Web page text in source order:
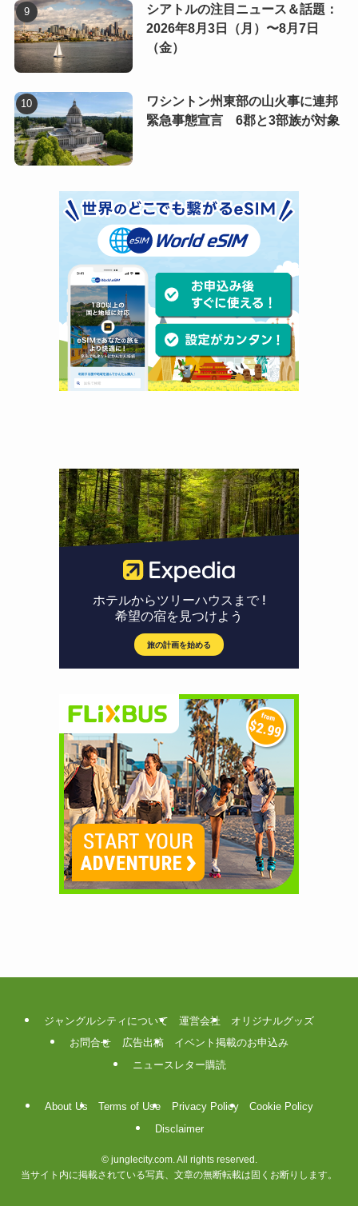
シアトルの注目ニュース＆話題：
2026年8月3日（月）〜8月7日
（金）
ワシントン州東部の山火事に連邦
緊急事態宣言 6郡と3部族が対象
ジャングルシティについて 運営会社
オリジナルグッズ
お問合せ
広告出稿
イベント掲載のお申込み
ニュースレター購読
About Us Terms of Use Privacy Policy
Cookie Policy
Disclaimer
©junglecity.com. All rights reserved.
当サイト内に掲載されている写真、文章の無断転載は固くお断りします。